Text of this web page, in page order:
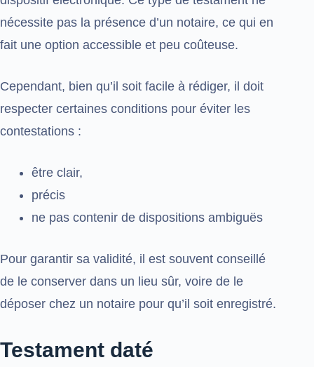
nécessite pas la présence d’un notaire, ce qui en
fait une option accessible et peu coûteuse.
Cependant, bien qu’il soit facile à rédiger, il doit
respecter certaines conditions pour éviter les
contestations :
être clair,
précis
ne pas contenir de dispositions ambiguës
Pour garantir sa validité, il est souvent conseillé
de le conserver dans un lieu sûr, voire de le
déposer chez un notaire pour qu’il soit enregistré.
Testament daté